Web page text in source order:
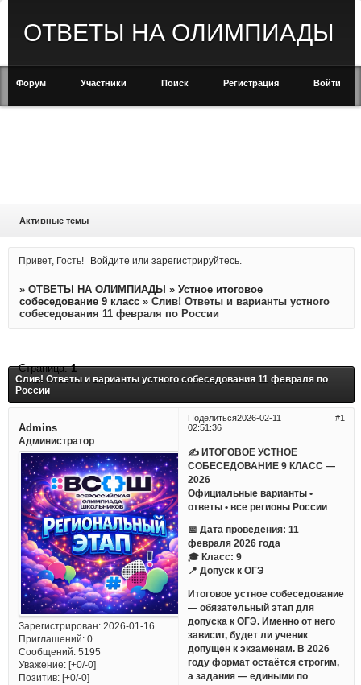
ОТВЕТЫ НА ОЛИМПИАДЫ
Форум Участники Поиск Регистрация Войти
Активные темы
Привет, Гость! Войдите илизарегистрируйтесь
» ОТВЕТЫ НА ОЛИМПИАДЫ » Устное итоговое
собеседование 9 класс » Слив! Ответы и варианты устного
собеседования 11 февраля по России
Слив! Ответы и варианты устного собеседования 11 февраля по
России
Страница:1
Поделиться 1
2026-02-11
02:51:36
Admins
Администратор
Зарегистрирован: 2026-01-16
Приглашений:0
Сообщений:5195
Уважение: [+0/-0]
Позитив: [+0/-0]
✍ ИТОГОВОЕ УСТНОЕ
СОБЕСЕДОВАНИЕ 9 КЛАСС —
2026
Официальные варианты •
ответы • все регионы России
📅 Дата проведения: 11
февраля 2026 года
🎓 Класс: 9
📍 Допуск к ОГЭ
Итоговое устное собеседование
— обязательный этап для
допуска к ОГЭ. Именно от него
зависит, будет ли ученик
допущен к экзаменам. В 2026
году формат остаётся строгим,
а задания — едиными по